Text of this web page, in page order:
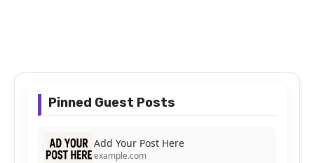
Pinned Guest Posts
Add Your Post Here
example.com